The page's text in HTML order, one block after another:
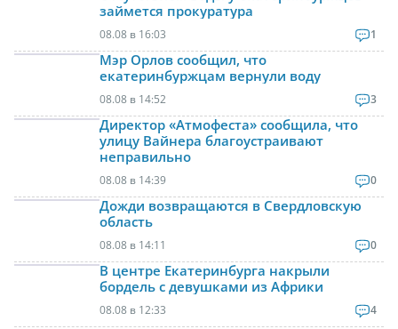
займется прокуратура
08.08 в 16:03 1
Мэр Орлов сообщил, что
екатеринбуржцам вернули воду
08.08 в 14:52 3
Директор «Атмофеста» сообщила, что
улицу Вайнера благоустраивают
неправильно
08.08 в 14:39 0
Дожди возвращаются в Свердловскую
область
08.08 в 14:11 0
В центре Екатеринбурга накрыли
бордель с девушками из Африки
08.08 в 12:33 4